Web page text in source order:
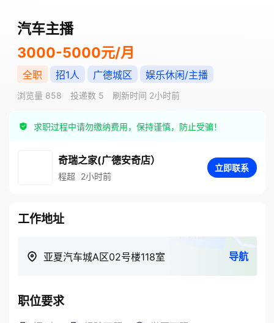
汽车主播
3000-5000元/月
全职 招1人 广德城区 娱乐休闲/主播
浏览量 858 投递数 5 刷新时间 2小时前
求职过程中请勿缴纳费用，保持谨慎，防止受骗！
奇瑞之家(广德安奇店）
程超 2小时前
立即联系
工作地址
亚夏汽车城A区02号楼118室 导航
职位要求